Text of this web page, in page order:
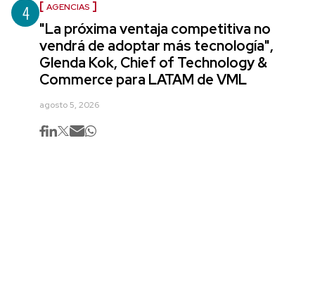
4 AGENCIAS
"La próxima ventaja competitiva no
vendrá de adoptar más tecnología",
Glenda Kok, Chief of Technology &
Commerce para LATAM de VML
agosto 5, 2026